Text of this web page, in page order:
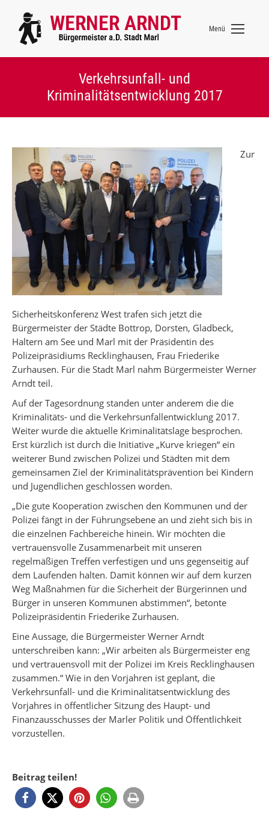
Menü
Verkehrsunfall- und
Kriminalitätsentwicklung 2017
Zur
Sicherheitskonferenz West trafen sich jetzt die
Bürgermeister der Städte Bottrop, Dorsten, Gladbeck,
Haltern am See und Marl mit der Präsidentin des
Polizeipräsidiums Recklinghausen, Frau Friederike
Zurhausen. Für die Stadt Marl nahm Bürgermeister Werner
Arndt teil.
Auf der Tagesordnung standen unter anderem die die
Kriminalitäts- und die Verkehrsunfallentwicklung 2017.
Weiter wurde die aktuelle Kriminalitätslage besprochen.
Erst kürzlich ist durch die Initiative „Kurve kriegen“ ein
weiterer Bund zwischen Polizei und Städten mit dem
gemeinsamen Ziel der Kriminalitätsprävention bei Kindern
und Jugendlichen geschlossen worden.
„Die gute Kooperation zwischen den Kommunen und der
Polizei fängt in der Führungsebene an und zieht sich bis in
die einzelnen Fachbereiche hinein. Wir möchten die
vertrauensvolle Zusammenarbeit mit unseren
regelmäßigen Treffen verfestigen und uns gegenseitig auf
dem Laufenden halten. Damit können wir auf dem kurzen
Weg Maßnahmen für die Sicherheit der Bürgerinnen und
Bürger in unseren Kommunen abstimmen“, betonte
Polizeipräsidentin Friederike Zurhausen.
Eine Aussage, die Bürgermeister Werner Arndt
unterschreiben kann: „Wir arbeiten als Bürgermeister eng
und vertrauensvoll mit der Polizei im Kreis Recklinghausen
zusammen.“ Wie in den Vorjahren ist geplant, die
Verkehrsunfall- und die Kriminalitätsentwicklung des
Vorjahres in öffentlicher Sitzung des Haupt- und
Finanzausschusses der Marler Politik und Öffentlichkeit
vorzustellen.
Beitrag teilen!